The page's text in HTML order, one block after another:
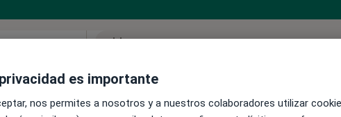
es importante
nos permites a nosotros y a nuestros colaboradores utilizar